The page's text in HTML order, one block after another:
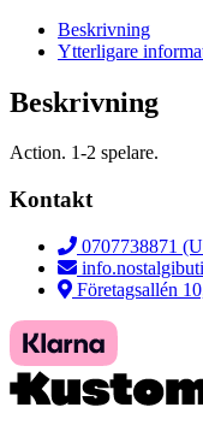
Beskrivning
Ytterligare
Beskrivning
Action. 1-2 spelare.
Kontakt
0707738871
Företagsallén